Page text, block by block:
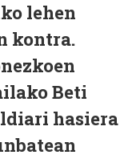
lehen
kontra.
Beti
hasiera